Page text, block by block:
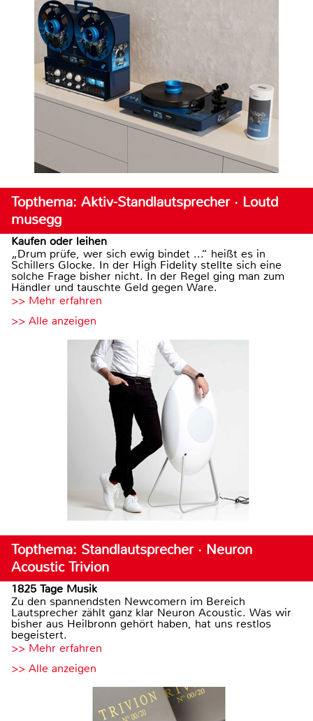
Topthema: Aktiv-Standlautsprecher · Loutd
musegg
Kaufen oder leihen
„Drum prüfe, wer sich ewig bindet ...“ heißt es in
Schillers Glocke. In der High Fidelity stellte sich eine
solche Frage bisher nicht. In der Regel ging man zum
Händler und tauschte Geld gegen Ware.
>> Mehr erfahren
>> Alle anzeigen
Topthema: Standlautsprecher · Neuron
Acoustic Trivion
1825 Tage Musik
Zu den spannendsten Newcomern im Bereich
Lautsprecher zählt ganz klar Neuron Acoustic. Was wir
bisher aus Heilbronn gehört haben, hat uns restlos
begeistert.
>> Mehr erfahren
>> Alle anzeigen